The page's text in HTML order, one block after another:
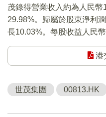
茂錄得營業收入約為人民
29.98%。歸屬於股東淨利
長10.03%。每股收益人民幣
港
世茂集團 00813.HK